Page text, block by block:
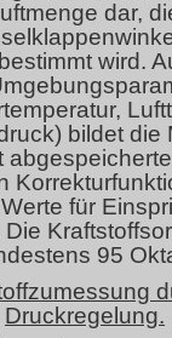
dar,
wird.
bildet die
für
95
Druckregelung.